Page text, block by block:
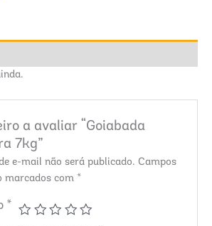
a avaliar “Goiabada
7kg”
e-mail não será publicado. Campos
marcados com *
*